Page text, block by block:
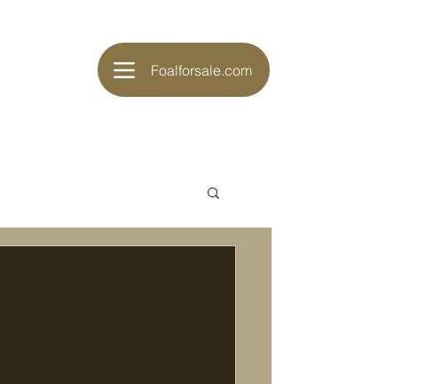
Foalforsale.com